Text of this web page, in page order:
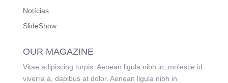
Notícias
SlideShow
OUR MAGAZINE
Vitae adipiscing turpis. Aenean ligula nibh in, molestie id
viverra a, dapibus at dolor. Aenean ligula nibh in